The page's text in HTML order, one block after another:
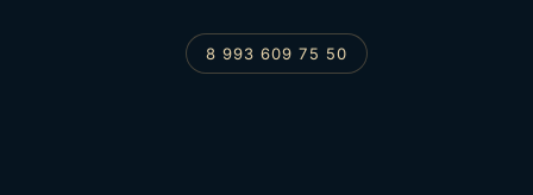
для фотосессий,
8 993 609 75 50